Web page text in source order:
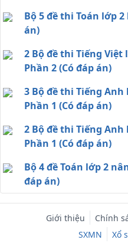
Bộ 5 đề thi Toán lớp 2
án)
2 Bộ đề thi Tiếng Việt
Phần 2 (Có đáp án)
3 Bộ đề thi Tiếng Anh
Phần 1 (Có đáp án)
2 Bộ đề thi Tiếng Anh
Phần 1 (Có đáp án)
Bộ 4 đề Toán lớp 2
đáp án)
Giới thiệu Chính
SXMN
Xổ